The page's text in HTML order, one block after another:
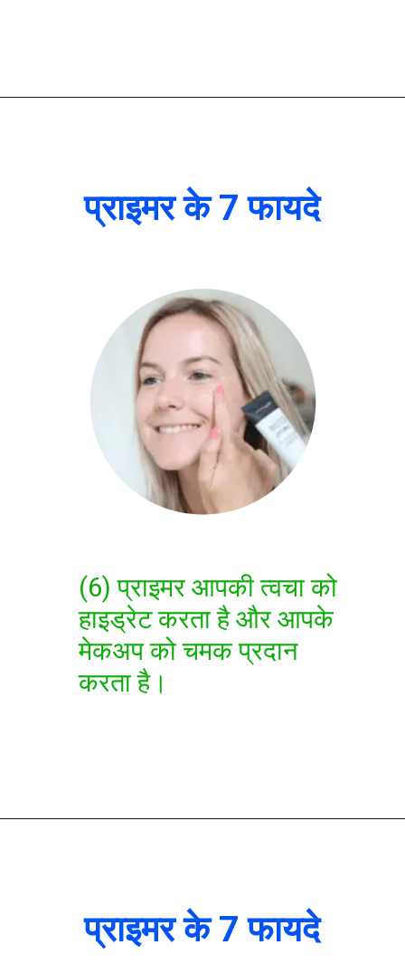
प्राइमर के 7 फायदे
(6) प्राइमर आपकी त्वचा को
हाइड्रेट करता है और आपके
मेकअप को चमक प्रदान
करता है।
प्राइमर के 7 फायदे